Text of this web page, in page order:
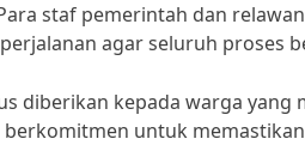
staf pemerintah dan
agar seluruh proses
diberikan kepada warga
untuk